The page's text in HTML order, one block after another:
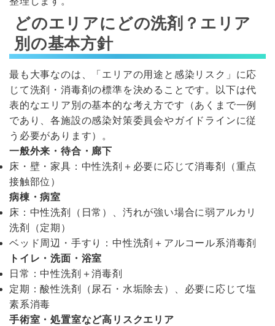
どのエリアにどの洗剤？エリア
別の基本方針
最も大事なのは、「エリアの用途と感染リスク」に応
じて洗剤・消毒剤の標準を決めることです。以下は代
表的なエリア別の基本的な考え方です（あくまで一例
であり、各施設の感染対策委員会やガイドラインに従
う必要があります）。
一般外来・待合・廊下
床・壁・家具：中性洗剤＋必要に応じて消毒剤（重点
接触部位）
病棟・病室
床：中性洗剤（日常）、汚れが強い場合に弱アルカリ
洗剤（定期）
ベッド周辺・手すり：中性洗剤＋アルコール系消毒剤
トイレ・洗面・浴室
日常：中性洗剤＋消毒剤
定期：酸性洗剤（尿石・水垢除去）、必要に応じて塩
素系消毒
手術室・処置室など高リスクエリア